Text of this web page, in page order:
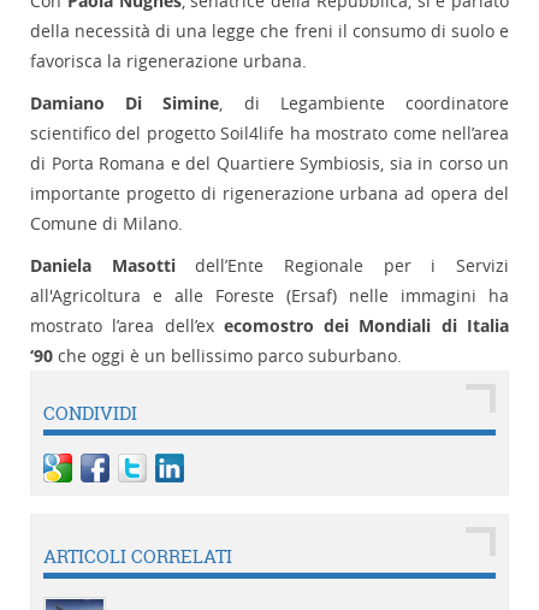
della necessità di una legge che freni il consumo di suolo e
favorisca la rigenerazione urbana.
Damiano Di Simine, di Legambiente coordinatore
scientifico del progetto Soil4life ha mostrato come nell’area
di Porta Romana e del Quartiere Symbiosis, sia in corso un
importante progetto di rigenerazione urbana ad opera del
Comune di Milano.
Daniela Masottidell’Ente Regionale per i Servizi
all'Agricoltura e alle Foreste (Ersaf) nelle immagini ha
mostrato l’area dell’ex ecomostro dei Mondiali di Italia
‘90 che oggi è un bellissimo parco suburbano.
CONDIVIDI
ARTICOLI CORRELATI